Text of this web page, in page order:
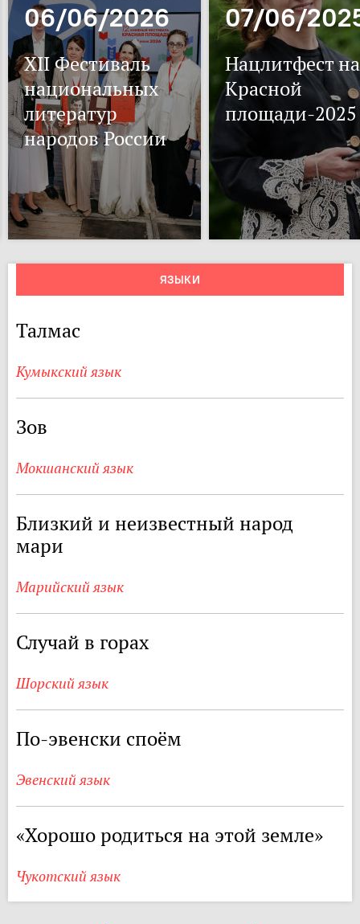
06/06/2026
XII Фестиваль
национальных
литератур
народов России
07/06/
Нацлитфест на
Красной
площади-2025
ЯЗЫКИ
Талмас
Кумыкский язык
Зов
Мокшанский язык
Близкий и неизвестный народ
мари
Марийский язык
Случай в горах
Шорский язык
По-эвенски споём
Эвенский язык
«Хорошо родиться на этой земле»
Чукотский язык